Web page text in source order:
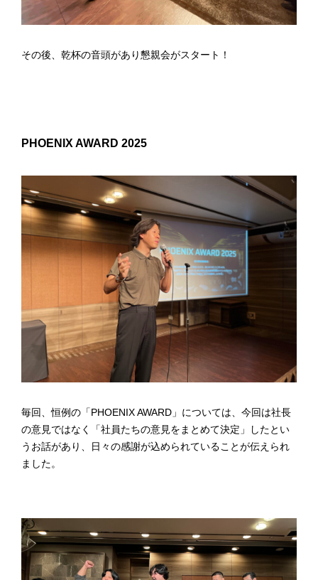
その後、乾杯の音頭があり懇親会がスタート！
PHOENIX AWARD 2025
毎回、恒例の「PHOENIX AWARD」については、今回は社長
の意見ではなく「社員たちの意見をまとめて決定」したとい
うお話があり、日々の感謝が込められていることが伝えられ
ました。